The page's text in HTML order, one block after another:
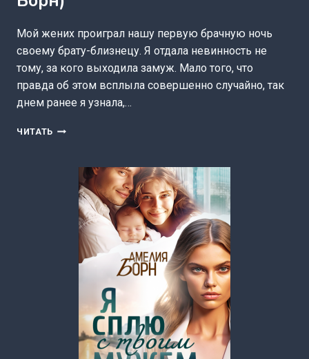
Мой жених проиграл нашу первую брачную ночь
своему брату-близнецу. Я отдала невинность не
тому, за кого выходила замуж. Мало того, что
правда об этом всплыла совершенно случайно, так
днем ранее я узнала,…
ЧИТАТЬ НОЧЬ
МУЖА
(АМЕЛИЯ
БОРН)